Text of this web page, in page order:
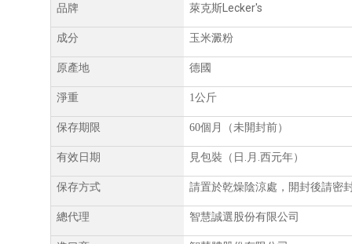
品牌 萊克斯 Lecker's
成分 玉米澱粉
原產地 德國
淨重 1公斤
保存期限 60個月（未開封前）
有效日期 見包裝（日 月 .西元年）
保存方式 請置於乾燥陰涼處，開封後請密
總代理 智慧誠選股份有限公司